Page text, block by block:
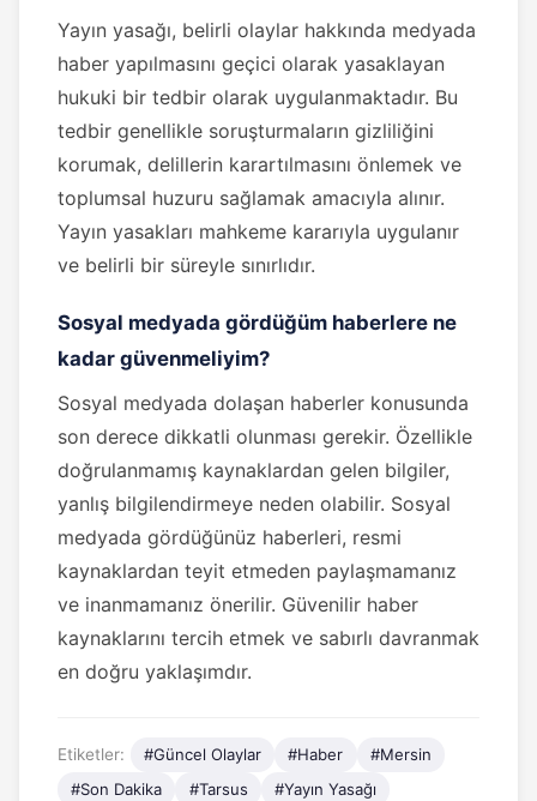
Yayın yasağı, belirli olaylar hakkında medyada
haber yapılmasını geçici olarak yasaklayan
hukuki bir tedbir olarak uygulanmaktadır. Bu
tedbir genellikle soruşturmaların gizliliğini
korumak, delillerin karartılmasını önlemek ve
toplumsal huzuru sağlamak amacıyla alınır.
Yayın yasakları mahkeme kararıyla uygulanır
ve belirli bir süreyle sınırlıdır.
Sosyal medyada gördüğüm haberlere ne
kadar güvenmeliyim?
Sosyal medyada dolaşan haberler konusunda
son derece dikkatli olunması gerekir. Özellikle
doğrulanmamış kaynaklardan gelen bilgiler,
yanlış bilgilendirmeye neden olabilir. Sosyal
medyada gördüğünüz haberleri, resmi
kaynaklardan teyit etmeden paylaşmamanız
ve inanmamanız önerilir. Güvenilir haber
kaynaklarını tercih etmek ve sabırlı davranmak
en doğru yaklaşımdır.
Etiketler: #Güncel Olaylar #Haber
#Mersin
#Son Dakika
#Tarsus #Yayın Yasağı